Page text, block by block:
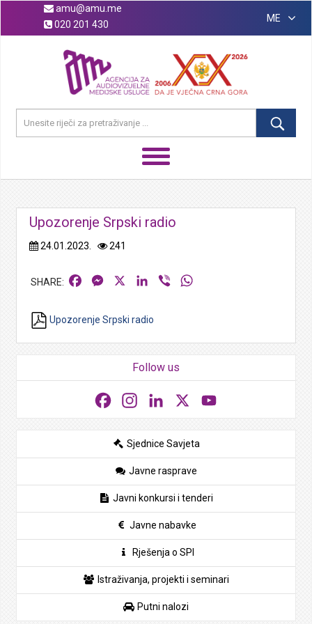
amu@amu.me
020 201 430
ME
Upozorenje Srpski radio
24.01.2023. 241
FacebookMessengerLinkedIn
Viber
Upozorenje Srpski radio
Follow us
FacebookInstagramLinkedIn
Sjednice Savjeta
Javne rasprave
Javni konkursi i tenderi
Javne nabavke
Rješenja o SPI
Istraživanja, projekti i seminari
Putni nalozi